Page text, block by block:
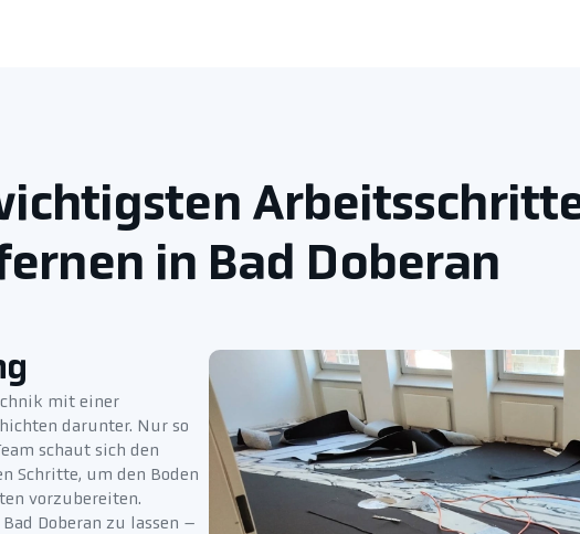
in Bad Doberan
mit einer
darunter. Nur so
schaut sich den
Schritte, um den Boden
vorzubereiten.
Doberan zu lassen –